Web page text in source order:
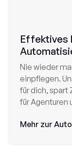
Effektives
Nie wieder
einpflegen.
für dich, spart
für Agenturen
Mehr zur